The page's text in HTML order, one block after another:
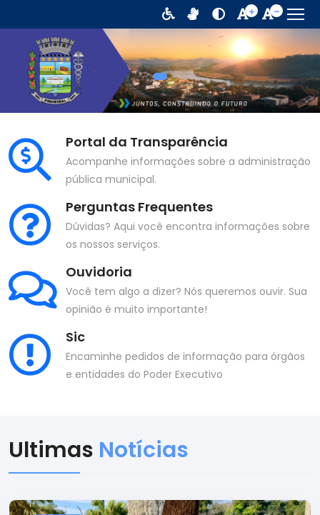
Portal da Transparência
Acompanhe informações sobre a administração
pública municipal.
Perguntas Frequentes
Dúvidas? Aqui você encontra informações sobre
os nossos serviços.
Ouvidoria
Você tem algo a dizer? Nós queremos ouvir. Sua
opinião é muito importante!
Sic
Encaminhe pedidos de informação para órgãos
e entidades do Poder Executivo
Ultimas Notícias